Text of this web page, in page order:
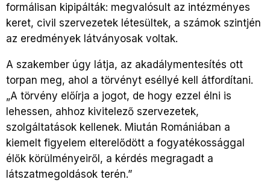
formálisan kipipálták: megvalósult az intézményes
keret, civil szervezetek létesültek, a számok szintjén
az eredmények látványosak voltak.
A szakember úgy látja, az akadálymentesítés ott
torpan meg, ahol a törvényt eséllyé kell átfordítani.
„A törvény előírja a jogot, de hogy ezzel élni is
lehessen, ahhoz kivitelező szervezetek,
szolgáltatások kellenek. Miután Romániában a
kiemelt figyelem elterelődött a fogyatékossággal
élők körülményeiről, a kérdés megragadt a
látszatmegoldások terén.”